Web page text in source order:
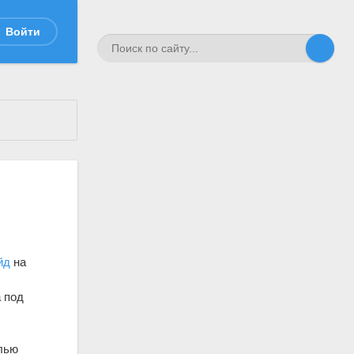
Войти
на
под